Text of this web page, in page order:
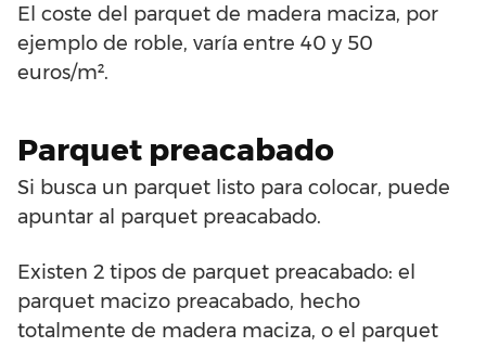
El coste del parquet de madera maciza, por
ejemplo de roble, varía entre 40 y 50
euros/m².
Parquet preacabado
Si busca un parquet listo para colocar, puede
apuntar al parquet preacabado.
Existen 2 tipos de parquet preacabado: el
parquet macizo preacabado, hecho
totalmente de madera maciza, o el parquet